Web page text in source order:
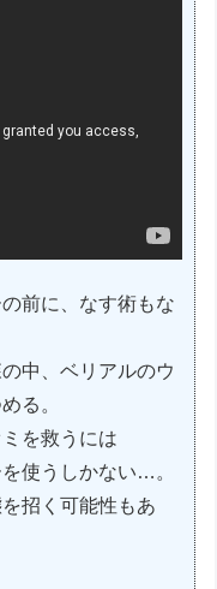
前に、なす術もな
中、ベリアルのウ
る。
を救うには
使うしかない…。
招く可能性もあ